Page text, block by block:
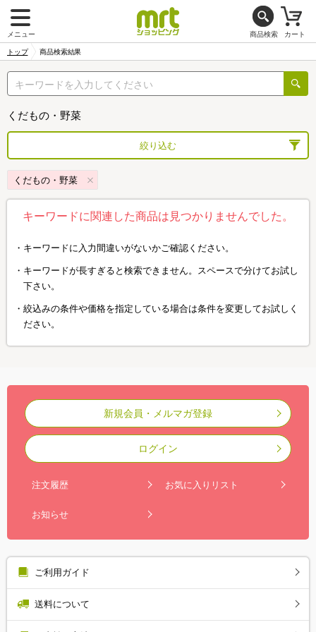
メニュー 商品検索 カート
トップ 商品検索結果
くだもの・野菜
絞り込む
くだもの・野菜
キーワードに関連した商品は見つかりませんでした。
キーワードに入力間違いがないかご確認ください。
キーワードが長すぎると検索できません。スペースで分けてお試し
下さい。
絞込みの条件や価格を指定している場合は条件を変更してお試しく
ださい。
新規会員・メルマガ登録
ログイン
注文履歴 お気に入りリスト
お知らせ
ご利用ガイド
送料について